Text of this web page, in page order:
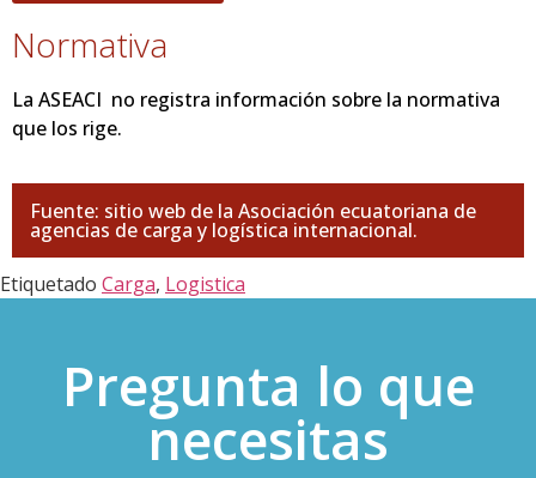
Normativa
La ASEACI no registra información sobre la normativa
que los rige.
Fuente: sitio web de la Asociación ecuatoriana de
agencias de carga y logística internacional.
Etiquetado Carga, Logistica
Pregunta lo que
necesitas